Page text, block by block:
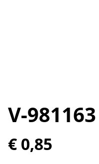
V-
€ 0,85